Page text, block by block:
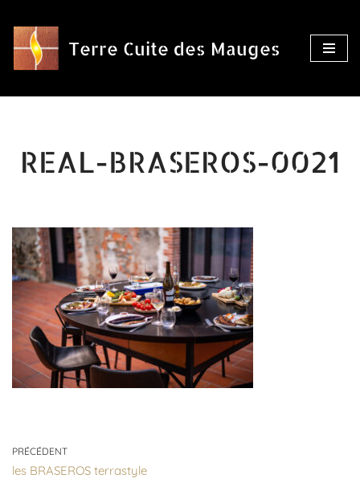
Aller
au
Terre Cuite des Mauges
REAL-BRASEROS-0021
PRÉCÉDENT
les BRASEROS terrastyle